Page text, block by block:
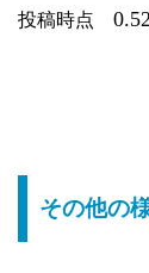
投稿時点 0.52
その他の